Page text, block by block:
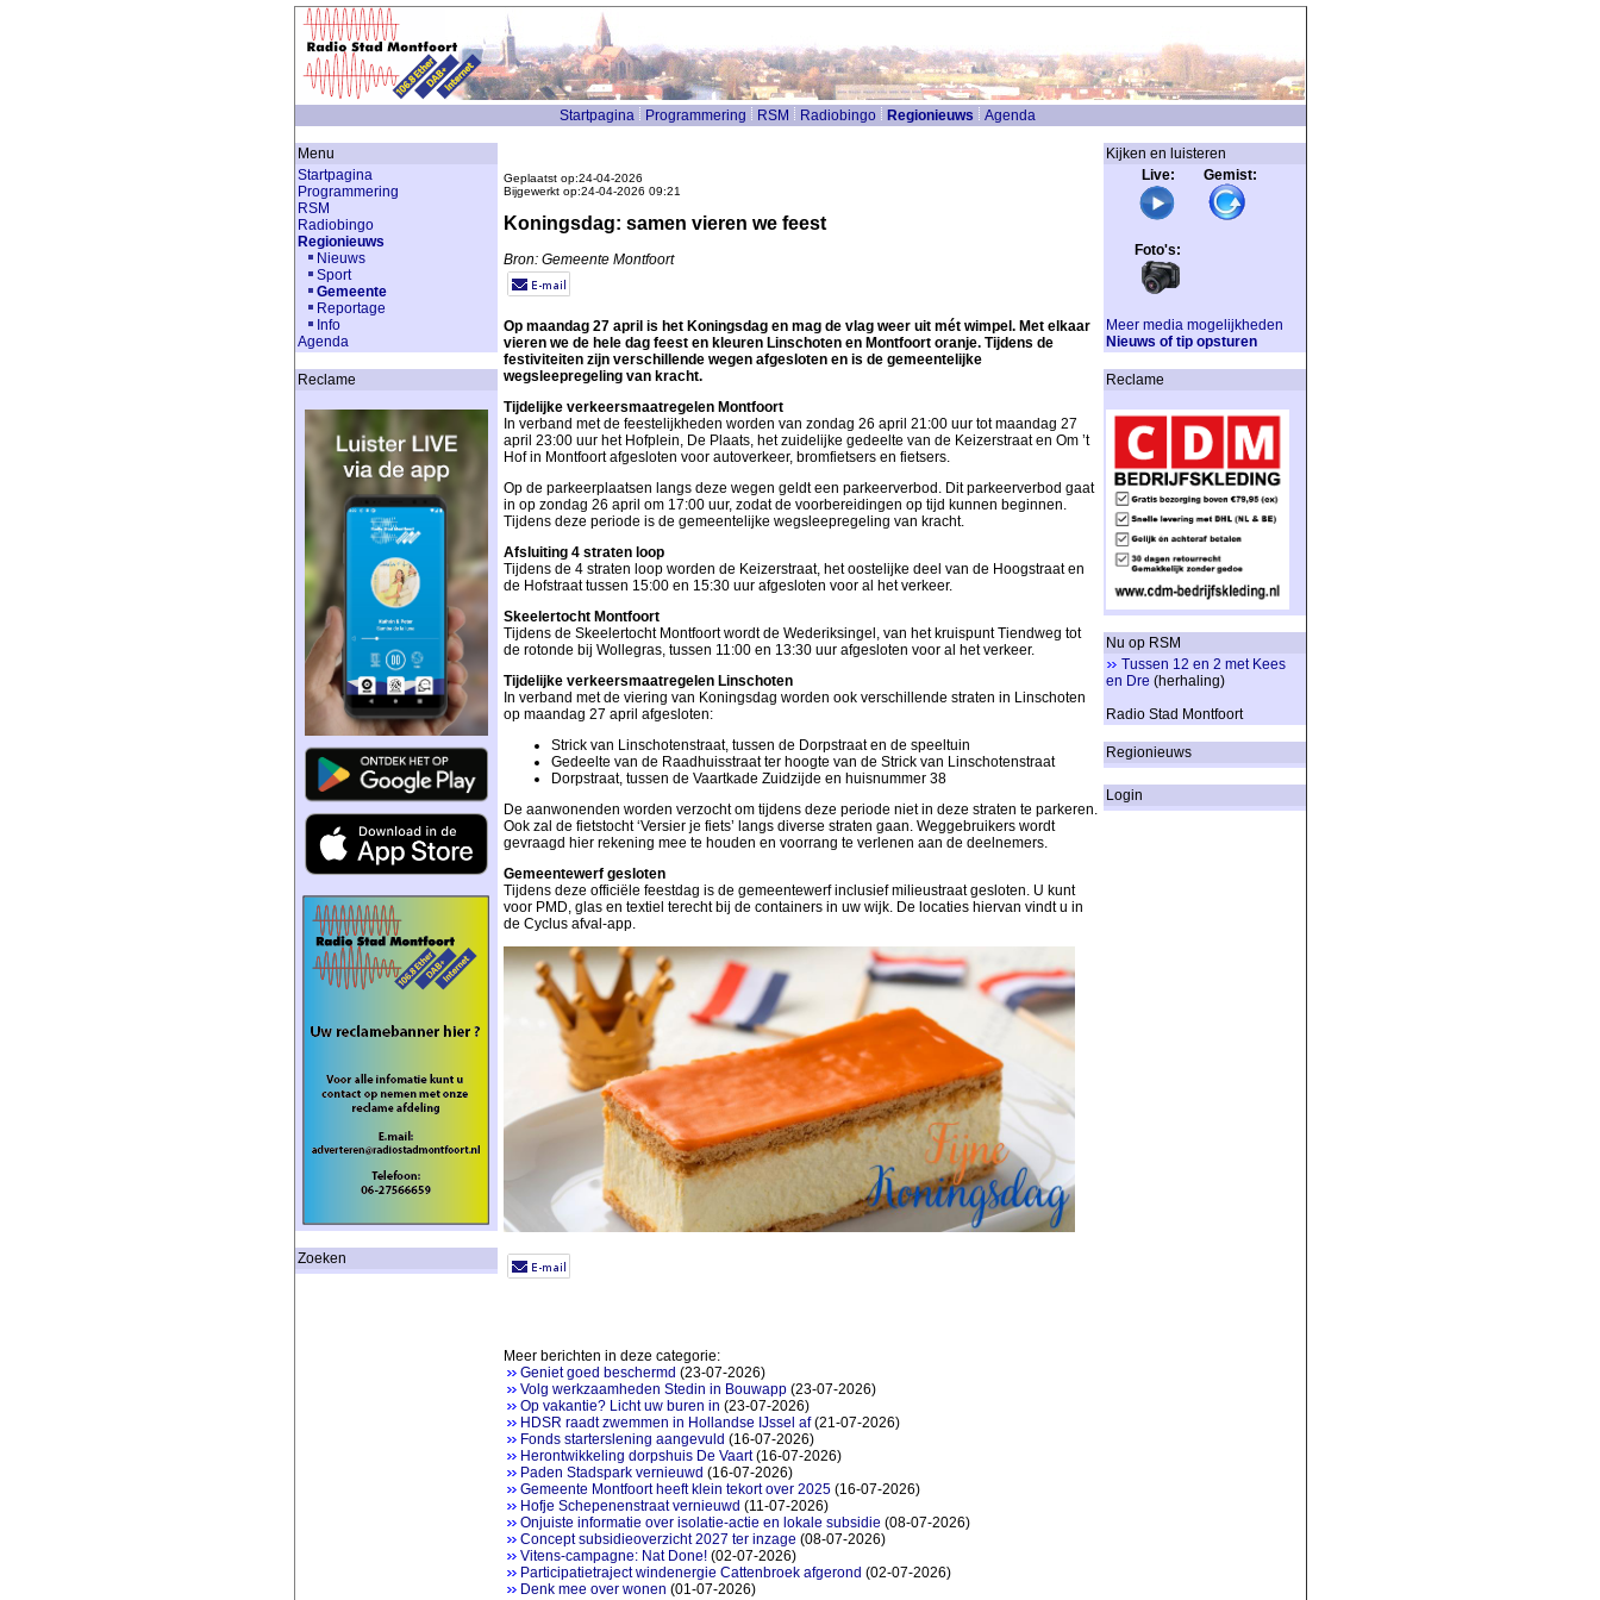
Startpagina Programmering RSM Radiobingo Regionieuws Agenda
Menu
Startpagina
Programmering
RSM
Radiobingo
Regionieuws
Nieuws
Sport
Gemeente
Reportage
Info
Agenda
Reclame
Zoeken
Geplaatst op:24-04-2026
Bijgewerkt op:24-04-2026 09:21
Koningsdag: samen vieren we feest
Bron: Gemeente Montfoort
Op maandag 27 april is het Koningsdag en mag de vlag weer uit mét wimpel. Met elkaar
vieren we de hele dag feest en kleuren Linschoten en Montfoort oranje. Tijdens de
festiviteiten zijn verschillende wegen afgesloten en is de gemeentelijke
wegsleepregeling van kracht.
Tijdelijke verkeersmaatregelen Montfoort
In verband met de feestelijkheden worden van zondag 26 april 21:00 uur tot maandag 27
april 23:00 uur het Hofplein, De Plaats, het zuidelijke gedeelte van de Keizerstraat en Om ’t
Hof in Montfoort afgesloten voor autoverkeer, bromfietsers en fietsers.
Op de parkeerplaatsen langs deze wegen geldt een parkeerverbod. Dit parkeerverbod gaat
in op zondag 26 april om 17:00 uur, zodat de voorbereidingen op tijd kunnen beginnen.
Tijdens deze periode is de gemeentelijke wegsleepregeling van kracht.
Afsluiting 4 straten loop
Tijdens de 4 straten loop worden de Keizerstraat, het oostelijke deel van de Hoogstraat en
de Hofstraat tussen 15:00 en 15:30 uur afgesloten voor al het verkeer.
Skeelertocht Montfoort
Tijdens de Skeelertocht Montfoort wordt de Wederiksingel, van het kruispunt Tiendweg tot
de rotonde bij Wollegras, tussen 11:00 en 13:30 uur afgesloten voor al het verkeer.
Tijdelijke verkeersmaatregelen Linschoten
In verband met de viering van Koningsdag worden ook verschillende straten in Linschoten
op maandag 27 april afgesloten:
Strick van Linschotenstraat, tussen de Dorpstraat en de speeltuin
Gedeelte van de Raadhuisstraat ter hoogte van de Strick van Linschotenstraat
Dorpstraat, tussen de Vaartkade Zuidzijde en huisnummer 38
De aanwonenden worden verzocht om tijdens deze periode niet in deze straten te parkeren.
Ook zal de fietstocht ‘Versier je fiets’ langs diverse straten gaan. Weggebruikers wordt
gevraagd hier rekening mee te houden en voorrang te verlenen aan de deelnemers.
Gemeentewerf gesloten
Tijdens deze officiële feestdag is de gemeentewerf inclusief milieustraat gesloten. U kunt
voor PMD, glas en textiel terecht bij de containers in uw wijk. De locaties hiervan vindt u in
de Cyclus afval-app.
Meer berichten in deze categorie:
Geniet goed beschermd (23-07-2026)
Volg werkzaamheden Stedin in Bouwapp(23-07-2026)
Op vakantie? Licht uw buren in (23-07-2026)
HDSR raadt zwemmen in Hollandse IJssel af(21-07-2026)
Fonds starterslening aangevuld (16-07-2026)
Herontwikkeling dorpshuis De Vaart(16-07-2026)
Paden Stadspark vernieuwd (16-07-2026)
Gemeente Montfoort heeft klein tekort over 2025(16-07-2026)
Hofje Schepenenstraat vernieuwd (11-07-2026)
Onjuiste informatie over isolatie-actie en lokale subsidie (08-07-2026)
Concept subsidieoverzicht 2027 ter inzage (08-07-2026)
Vitens-campagne: Nat Done!(02-07-2026)
Participatietraject windenergie Cattenbroek afgerond (02-07-2026)
Denk mee over wonen (01-07-2026)
Kijken en luisteren
Live: Gemist:
Foto's:
Meer media mogelijkheden
Nieuws of tip opsturen
Reclame
Nu op RSM
Tussen 12 en 2 met Kees
en Dre (herhaling)
Radio Stad Montfoort
Regionieuws
Login